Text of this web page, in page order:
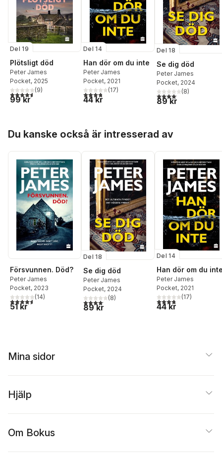
Del 19
Plötsligt död
Peter James
Pocket, 2025
4,6utav 5 stjärnor. Totalt antal röster:
(9)
99 kr
Del 14
Han dör om du inte
Peter James
Pocket, 2021
3,8utav 5 stjärnor. Totalt antal röster:
(17)
44 kr
Del 18
Se dig död
Peter James
Pocket, 2024
4,1utav 5 stjärnor.
(8)
89 kr
Du kanske också är intresserad av
Försvunnen. Död?
Peter James
Pocket, 2023
4,6utav 5 stjärnor. Totalt antal röster:
(14)
51 kr
Del 18
Se dig död
Peter James
Pocket, 2024
4,1utav 5 stjärnor. Totalt antal röster:
(8)
89 kr
Del 14
Han dör om du
Peter James
Pocket, 2021
3,8utav 5 stjärnor.
(17)
44 kr
Mina sidor
Hjälp
Om Bokus